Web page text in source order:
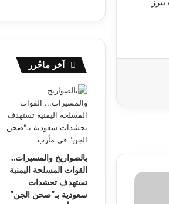
آخر ماحُرر
بالصواريخ والمسيرات…
القوات المسلحة اليمنية
تستهدف تحشدات
سعودية بـ”صحن الجن”